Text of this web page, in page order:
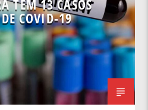
TEM 13 CASOS
COVID-19